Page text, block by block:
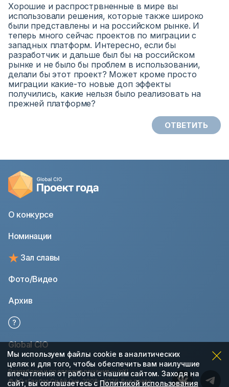
Хорошие и распрострвненные в мире вы
использовали решения, которые также широко
были представлены и на российском рынке. И
теперь много сейчас проектов по миграции с
западных платформ. Интересно, если бы
разработчик и дальше был бы на российском
рынке и не было бы проблем в использовании,
делали бы этот проект? Может кроме просто
миграции какие-то новые доп эффекты
получились, какие нельзя было реализовать на
прежней платформе?
ОТВЕТИТЬ
О конкурсе
Номинации
Зал славы
Фото/Видео
Архив
Global CIO
Разработка и поддержка решения —inXL
© АО «Глобал Си Ай Оу», 2008—2026. Все права
Мы используем файлы cookie в аналитических
целях и для того, чтобы обеспечить вам наилучшие
впечатления от работы с нашим сайтом. Заходя на
сайт, вы соглашаетесь сПолитикой использования